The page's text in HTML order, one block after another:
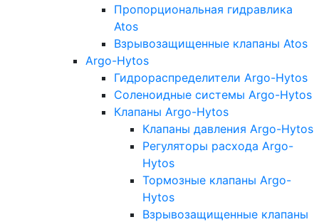
Пропорциональная гидравлика
Atos
Взрывозащищенные клапаны Atos
Argo-Hytos
Гидрораспределители Argo-Hytos
Соленоидные системы Argo-Hytos
Клапаны Argo-Hytos
Клапаны давления Argo-Hytos
Регуляторы расхода Argo-
Hytos
Тормозные клапаны Argo-
Hytos
Взрывозащищенные клапаны